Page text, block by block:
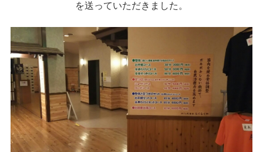
を送っていただきました。